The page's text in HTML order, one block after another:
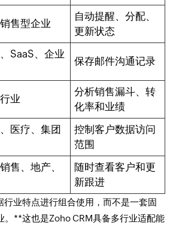
售型企业
自动提醒、分配、
更新状态
SaaS、企业
保存邮件沟通记录
业
分析销售漏斗、转
化率和业绩
医疗、集团
控制客户数据访问
范围
售、地产、
随时查看客户和更
新跟进
行业特点进行组合使用，而不是一套固
。**这也是Zoho CRM具备多行业适配能